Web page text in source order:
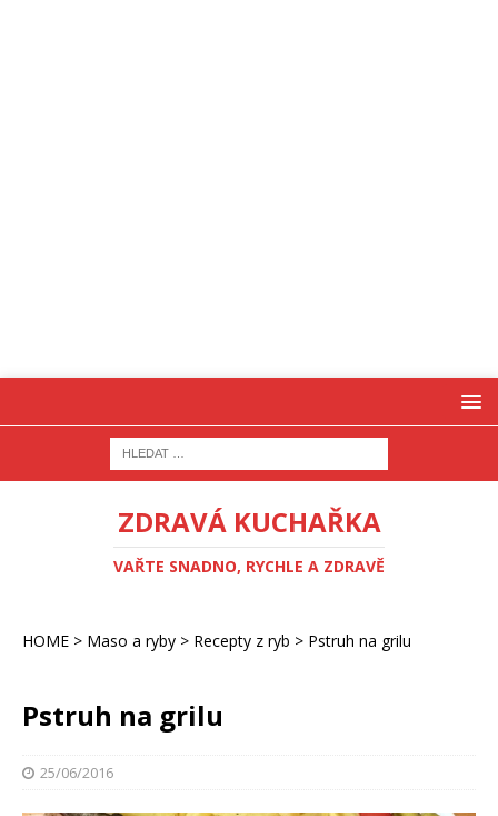
ZDRAVÁ KUCHAŘKA
VAŘTE SNADNO, RYCHLE A ZDRAVĚ
HOME > Maso a ryby > Recepty z ryb > Pstruh na grilu
Pstruh na grilu
25/06/2016